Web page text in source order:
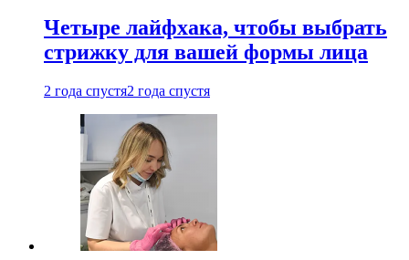
Четыре лайфхака, чтобы выбрать
стрижку для вашей формы лица
2 года спустя2 года спустя